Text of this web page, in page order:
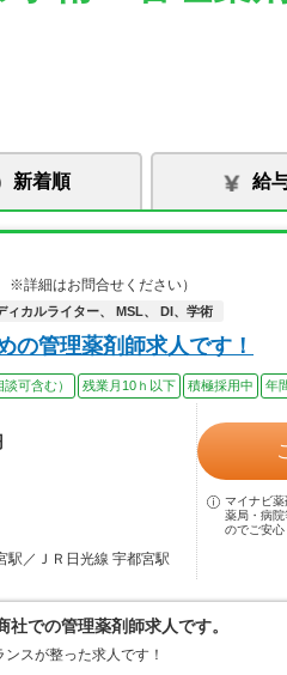
新着順 給
詳細はお問合せください）
ィカルライター、 MSL、 DI、学術
の管理薬剤師求人です！
可含む） 残業月10ｈ以下 積極採用中 年
駅／ＪＲ日光線 宇都宮駅
マイナビ薬
薬局・病
のでご安心
での管理薬剤師求人です。
スが整った求人です！